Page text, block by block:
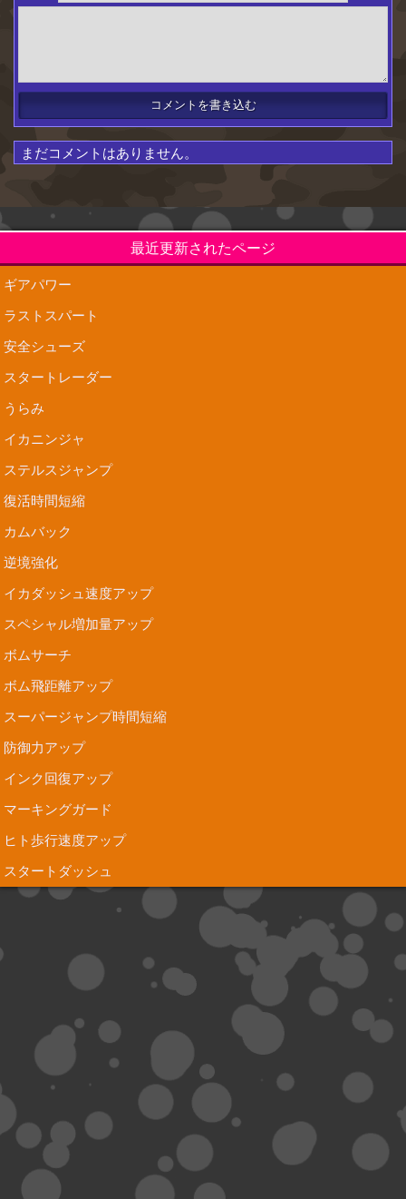
まだコメントはありません。
最近更新されたページ
ギアパワー
ラストスパート
安全シューズ
スタートレーダー
うらみ
イカニンジャ
ステルスジャンプ
復活時間短縮
カムバック
逆境強化
イカダッシュ速度アップ
スペシャル増加量アップ
ボムサーチ
ボム飛距離アップ
スーパージャンプ時間短縮
防御力アップ
インク回復アップ
マーキングガード
ヒト歩行速度アップ
スタートダッシュ